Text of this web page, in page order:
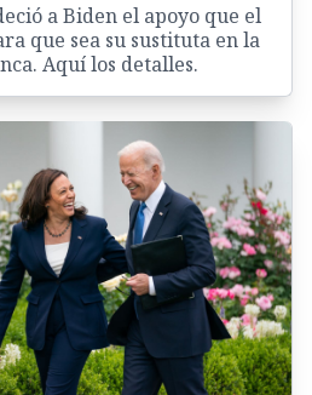
a Biden el apoyo que el
que sea su sustituta en la
Aquí los detalles.